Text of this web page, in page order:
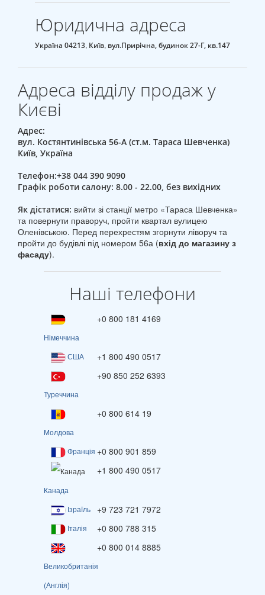
Юридична адреса
Україна 04213, Київ, вул.Прирічна, будинок 27-Г, кв.147
Адреса відділу продаж у
Києві
Адрес:
вул. Костянтинівська 56-А (ст.м. Тараса Шевченка)
Київ, Україна
Телефон:+38 044 390 9090
Графік роботи салону: 8.00 - 22.00, без вихідних
Як дістатися: вийти зі станції метро «Тараса Шевченка»
та повернути праворуч, пройти квартал вулицею
Оленівською. Перед перехрестям згорнути ліворуч та
пройти до будівлі під номером 56а (вхід до магазину з
фасаду).
Наші телефони
Німеччина
+0 800 181 4169
США +1 800 490 0517
Туреччина
+90 850 252 6393
Молдова
+0 800 614 19
Франція +0 800 901 859
Канада
+1 800 490 0517
Ізраїль +9 723 721 7972
Італія +0 800 788 315
Великобританія
(Англія)
+0 800 014 8885